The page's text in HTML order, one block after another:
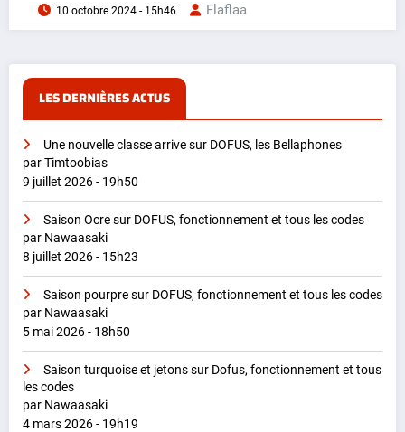
10 octobre 2024 - 15h46 Flaflaa
LES DERNIÈRES ACTUS
Une nouvelle classe arrive sur DOFUS, les Bellaphones
par Timtoobias
9 juillet 2026 - 19h50
Saison Ocre sur DOFUS, fonctionnement et tous les codes
par Nawaasaki
8 juillet 2026 - 15h23
Saison pourpre sur DOFUS, fonctionnement et tous les codes
par Nawaasaki
5 mai 2026 - 18h50
Saison turquoise et jetons sur Dofus, fonctionnement et tous
les codes
par Nawaasaki
4 mars 2026 - 19h19